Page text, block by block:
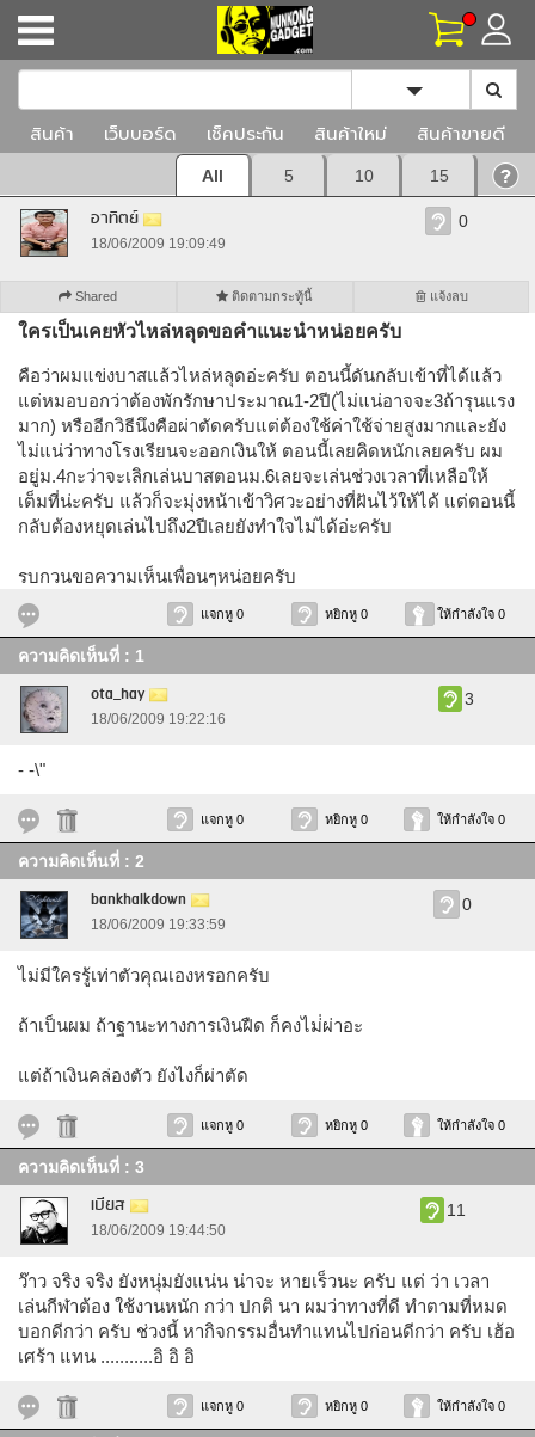
Toggle
สินค้า เว็บบอร์ด เช็คประกัน สินค้าใหม่ สินค้าขายดี
All 5 10 15
อาทิตย์
18/06/2009 19:09:49
0
Shared ติดตามกระทู้นี้ แจ้งลบ
ใครเป็นเคยหัวไหล่หลุดขอคำแนะนำหน่อยครับ
คือว่าผมแข่งบาสแล้วไหล่หลุดอ่ะครับ ตอนนี้ดันกลับเข้าที่ได้แล้ว
แต่หมอบอกว่าต้องพักรักษาประมาณ1-2ปี(ไม่แน่อาจจะ3ถ้ารุนแรง
มาก) หรืออีกวิธีนึงคือผ่าตัดครับแต่ต้องใช้ค่าใช้จ่ายสูงมากและยัง
ไม่แน่ว่าทางโรงเรียนจะออกเงินให้ ตอนนี้เลยคิดหนักเลยครับ ผม
อยู่ม.4กะว่าจะเลิกเล่นบาสตอนม.6เลยจะเล่นช่วงเวลาที่เหลือให้
เต็มที่น่ะครับ แล้วก็จะมุ่งหน้าเข้าวิศวะอย่างที่ฝันไว้ให้ได้ แต่ตอนนี้
กลับต้องหยุดเล่นไปถึง2ปีเลยยังทำใจไม่ได้อ่ะครับ
รบกวนขอความเห็นเพื่อนๆหน่อยครับ
แจกหู 0 หยิกหู 0 ให้กำลังใจ 0
ความคิดเห็นที่ : 1
ota_hay
18/06/2009 19:22:16
3
- -\"
แจกหู 0 หยิกหู 0 ให้กำลังใจ 0
ความคิดเห็นที่ : 2
bankhalkdown
18/06/2009 19:33:59
0
ไม่มีใครรู้เท่าตัวคุณเองหรอกครับ
ถ้าเป็นผม ถ้าฐานะทางการเงินฝืด ก็คงไม่่ผ่าอะ
แต่ถ้าเงินคล่องตัว ยังไงก็ผ่าตัด
แจกหู 0 หยิกหู 0 ให้กำลังใจ 0
ความคิดเห็นที่ : 3
เบียส
18/06/2009 19:44:50
11
ว๊าว จริง จริง ยังหนุ่มยังแน่น น่าจะ หายเร็วนะ ครับ แต่ ว่า เวลา
เล่นกีฬาต้อง ใช้งานหนัก กว่า ปกติ นา ผมว่าทางที่ดี ทำตามที่หมด
บอกดีกว่า ครับ ช่วงนี้ หากิจกรรมอื่นทำแทนไปก่อนดีกว่า ครับ เฮ้อ
เศร้า แทน ...........อิ อิ อิ
แจกหู 0 หยิกหู 0 ให้กำลังใจ 0